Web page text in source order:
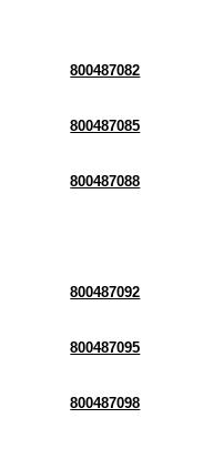
800487082
800487085
800487088
800487092
800487095
800487098